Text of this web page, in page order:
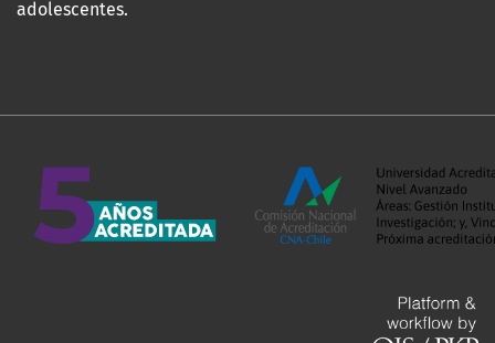
adolescentes.